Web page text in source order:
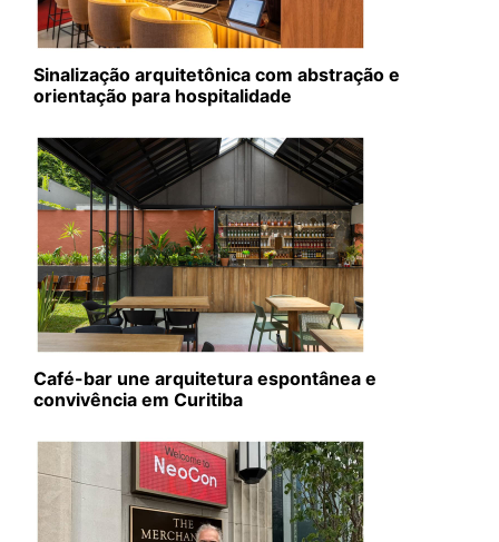
Sinalização arquitetônica com abstração e
orientação para hospitalidade
Café-bar une arquitetura espontânea e
convivência em Curitiba